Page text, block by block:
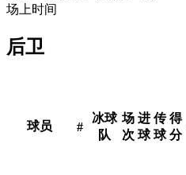
场上时间
后卫
球员 #
冰球
队
场
次
进
球
传
球
得
分